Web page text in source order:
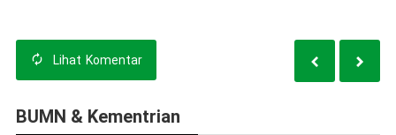
Lihat Komentar
BUMN & Kementrian